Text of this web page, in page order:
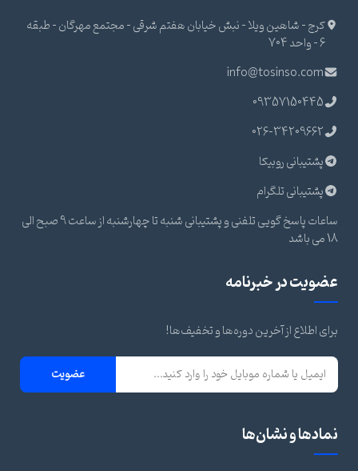
کرج - شاهین ویلا - نبش خیابان هفتم شرقی - مجتمع مهرگان - طبقه
6 - واحد 704
info@tosinso.com
09357150445
026-34209662
پشتیبانی روبیکا
پشتیبانی تلگرام
ساعات پاسخ گویی تلفنی و پشتیبانی شنبه تا چهارشنبه از ساعت 9 صبح الی
18 می باشد
عضویت در خبرنامه
برای اطلاع از آخرین دوره‌ها و تخفیف‌ها!
عضویت
نمادها و نشان‌ها